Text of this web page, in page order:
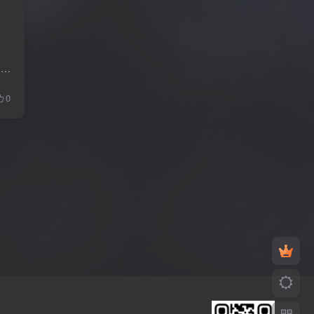
ABBYY FineReader 是一款一体化 OCR 和 PDF 软件程序，该技术用于将纸质文档和书籍转换为可编辑文档。 该软件可以将扫描件、PDF 和照片转换为可以数字编辑的文件，表格、信件、合同、文章、报告...
0